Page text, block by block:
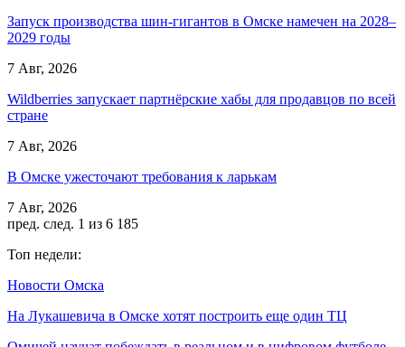
Запуск производства шин-гигантов в Омске намечен на 2028–
2029 годы
7 Авг, 2026
Wildberries запускает партнёрские хабы для продавцов по всей
стране
7 Авг, 2026
В Омске ужесточают требования к ларькам
7 Авг, 2026
пред. след. 1 из 6 185
Топ недели:
Новости Омска
На Лукашевича в Омске хотят построить еще один ТЦ